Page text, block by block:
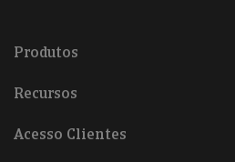
Produtos
Recursos
Acesso Clientes